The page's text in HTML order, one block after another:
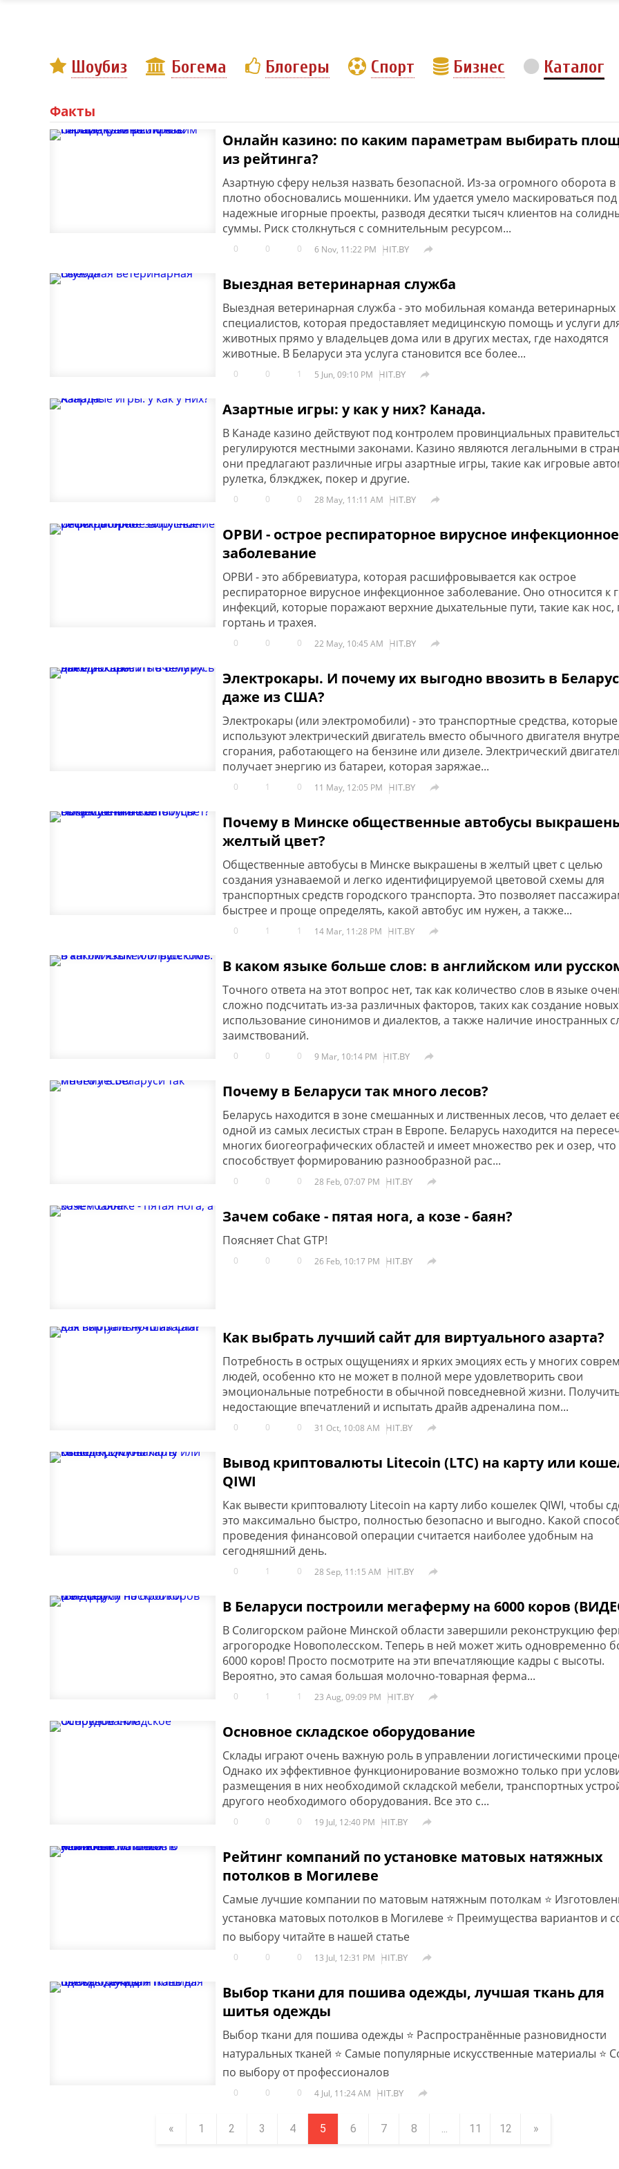
Шоубиз Богема Блогеры Спорт Бизнес Каталог
Факты
Онлайн казино: по каким параметрам выбирать
из рейтинга?
Азартную сферу нельзя назвать безопасной. Из-за огромного оборота в
плотно обосновались мошенники. Им удается умело маскироваться под
надежные игорные проекты, разводя десятки тысяч клиентов на
суммы. Риск столкнуться с сомнительным ресурсом...
0 0 0 6 Nov, 11:22 PM HIT.BY 
Выездная ветеринарная служба
Выездная ветеринарная служба - это мобильная команда ветеринарных
специалистов, которая предоставляет медицинскую помощь и услуги
животных прямо у владельцев дома или в других местах, где находятся
животные. В Беларуси эта услуга становится все более...
0 0 1 5 Jun, 09:10 PM HIT.BY 
Азартные игры: у как у них? Канада.
В Канаде казино действуют под контролем провинциальных
регулируются местными законами. Казино являются легальными в
они предлагают различные игры азартные игры, такие как игровые
рулетка, блэкджек, покер и другие.
0 0 0 28 May, 11:11 AM HIT.BY 
ОРВИ - острое респираторное вирусное инфекционное
заболевание
ОРВИ - это аббревиатура, которая расшифровывается как острое
респираторное вирусное инфекционное заболевание. Оно относится к
инфекций, которые поражают верхние дыхательные пути, такие как нос,
гортань и трахея.
0 0 0 22 May, 10:45 AM HIT.BY 
Электрокары. И почему их выгодно ввозить в
даже из США?
Электрокары (или электромобили) - это транспортные средства, которые
используют электрический двигатель вместо обычного двигателя
сгорания, работающего на бензине или дизеле. Электрический
получает энергию из батареи, которая заряжае...
0 1 0 11 May, 12:05 PM HIT.BY 
Почему в Минске общественные автобусы
желтый цвет?
Общественные автобусы в Минске выкрашены в желтый цвет с целью
создания узнаваемой и легко идентифицируемой цветовой схемы для
транспортных средств городского транспорта. Это позволяет
быстрее и проще определять, какой автобус им нужен, а также...
0 1 1 14 Mar, 11:28 PM HIT.BY 
В каком языке больше слов: в английском или
Точного ответа на этот вопрос нет, так как количество слов в языке
сложно подсчитать из-за различных факторов, таких как создание
использование синонимов и диалектов, а также наличие иностранных
заимствований.
0 0 0 9 Mar, 10:14 PM HIT.BY 
Почему в Беларуси так много лесов?
Беларусь находится в зоне смешанных и лиственных лесов, что делает
одной из самых лесистых стран в Европе. Беларусь находится на
многих биогеографических областей и имеет множество рек и озер, что
способствует формированию разнообразной рас...
0 0 0 28 Feb, 07:07 PM HIT.BY 
Зачем собаке - пятая нога, а козе - баян?
Поясняет Chat GTP!
0 0 0 26 Feb, 10:17 PM HIT.BY 
Как выбрать лучший сайт для виртуального азарта?
Потребность в острых ощущениях и ярких эмоциях есть у многих
людей, особенно кто не может в полной мере удовлетворить свои
эмоциональные потребности в обычной повседневной жизни.
недостающие впечатлений и испытать драйв адреналина пом...
0 0 0 31 Oct, 10:08 AM HIT.BY 
Вывод криптовалюты Litecoin (LTC) на карту или
QIWI
Как вывести криптовалюту Litecoin на карту либо кошелек QIWI, чтобы
это максимально быстро, полностью безопасно и выгодно. Какой
проведения финансовой операции считается наиболее удобным на
сегодняшний день.
0 1 0 28 Sep, 11:15 AM HIT.BY 
В Беларуси построили мегаферму на 6000 коров
В Солигорском районе Минской области завершили реконструкцию
агрогородке Новополесском. Теперь в ней может жить одновременно
6000 коров! Просто посмотрите на эти впечатляющие кадры с высоты.
Вероятно, это самая большая молочно-товарная ферма...
0 1 1 23 Aug, 09:09 PM HIT.BY 
Основное складское оборудование
Склады играют очень важную роль в управлении логистическими
Однако их эффективное функционирование возможно только при
размещения в них необходимой складской мебели, транспортных
другого необходимого оборудования. Все это с...
0 0 0 19 Jul, 12:40 PM HIT.BY 
Рейтинг компаний по установке матовых натяжных
потолков в Могилеве
Самые лучшие компании по матовым натяжным потолкам ⭐
установка матовых потолков в Могилеве ⭐ Преимущества вариантов и
по выбору читайте в нашей статье
0 0 0 13 Jul, 12:31 PM HIT.BY 
Выбор ткани для пошива одежды, лучшая ткань для
шитья одежды
Выбор ткани для пошива одежды ⭐️ Распространённые разновидности
натуральных тканей ⭐️ Самые популярные искусственные материалы ⭐️
по выбору от профессионалов
0 0 0 4 Jul, 11:24 AM HIT.BY 
« 1 2 3 4 5 6 7 8 ... 11 12 »